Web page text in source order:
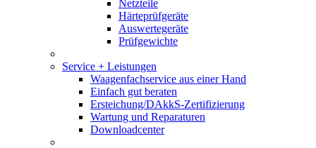
Netzteile
Härteprüfgeräte
Auswertegeräte
Prüfgewichte
Service + Leistungen
Waagenfachservice aus einer Hand
Einfach gut beraten
Ersteichung/DAkkS-Zertifizierung
Wartung und Reparaturen
Downloadcenter